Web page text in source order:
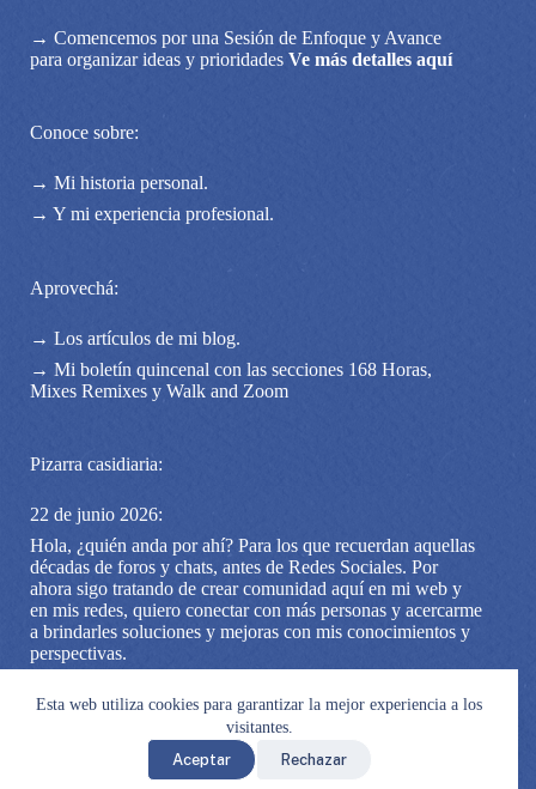
Esta web utiliza cookies para garantizar la mejor experiencia a los
visitantes.
Aceptar
Rechazar
→ Comencemos por una Sesión de Enfoque y Avance
para organizar ideas y prioridades Ve más detalles aquí
Conoce sobre:
→ Mi historia personal.
→ Y mi experiencia profesional.
Aprovechá:
→ Los artículos de mi blog.
→ Mi boletín quincenal con las secciones 168 Horas,
Mixes Remixes y Walk and Zoom
Pizarra casidiaria:
22 de junio 2026:
Hola, ¿quién anda por ahí? Para los que recuerdan aquellas
décadas de foros y chats, antes de Redes Sociales. Por
ahora sigo tratando de crear comunidad aquí en mi web y
en mis redes, quiero conectar con más personas y acercarme
a brindarles soluciones y mejoras con mis conocimientos y
perspectivas.
Instagram, podemos quedar en contacto ahí. Y mejor aún
(digo yo, porque me gusta mucho), si te anotás a mi boletín
© 2026 | Catalina Núñez - Asesora en Organización | Gracias